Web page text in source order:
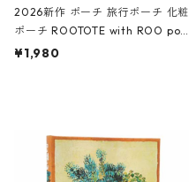
2026新作 ポーチ 旅行ポーチ 化粧
ポーチ ROOTOTE with ROO pou
ch 3532 ルートート WR.ポーチ.ラ
¥1,980